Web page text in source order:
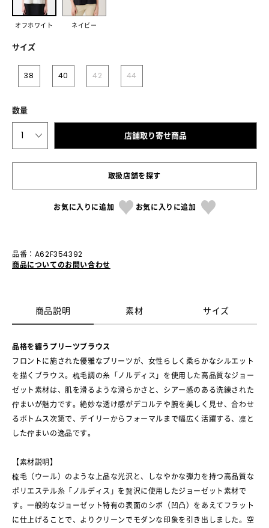
オフホワイト ネイビー
サイズ
38 40 42 44
数量
1 店舗取り寄せ商品
取扱店舗を探す
お気に入りに追加 お気に入りに追加
品番：A62F354392
商品についてのお問い合わせ
商品説明 素材 サイズ
品格を纏うプリーツブラウス
フロントに施された優雅なプリーツが、女性らしく柔らかなシルエット
を描くブラウス。梳毛調の糸「ノルディス」を使用した高品質なジョー
ゼット素材は、肌を滑るような滑らかさと、シアー感のある洗練された
佇まいが魅力です。絶妙な透け感がデコルテや腕を美しく見せ、合わせ
るボトムス次第で、デイリーからフォーマルまで幅広く活躍する、凛と
した佇まいの逸品です。
【素材説明】
梳毛（ウール）のような上品な光沢と、しなやかな弾力を持つ高品質な
ポリエステル糸「ノルディス」を贅沢に使用したジョーゼット素材で
す。一般的なジョーゼット特有の表面のシボ（凹凸）をあえてフラット
に仕上げることで、よりクリーンでモダンな印象を引き出しました。空